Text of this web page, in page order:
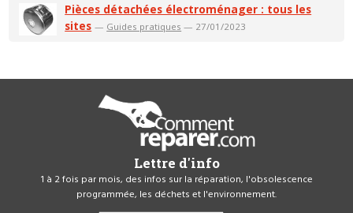
Pièces détachées électroménager : tous les
sites — Guides pratiques — 27/01/2023
Lettre d'info
1 à 2 fois par mois, des infos sur la réparation, l'obsolescence
programmée, les déchets et l'environnement.